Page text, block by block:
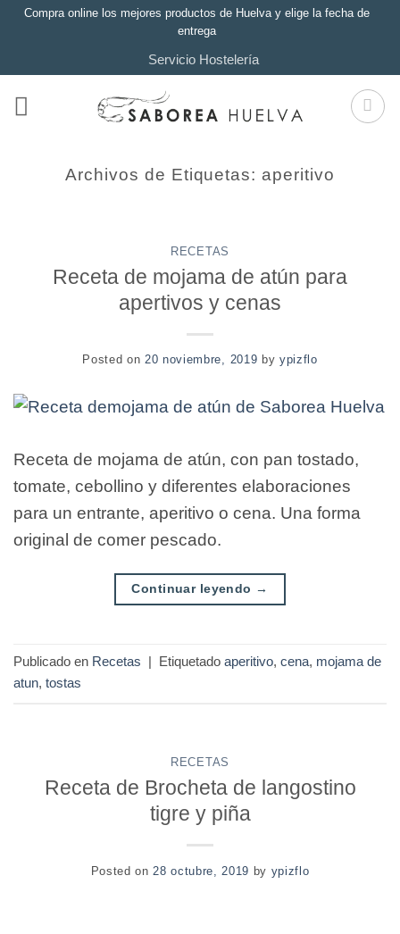
SaltarCompra online los mejores productos de Huelva y elige la fecha de
entrega
Servicio Hostelería
Archivos de Etiquetas: aperitivo
RECETAS
Receta de mojama de atún para
apertivos y cenas
Posted on20 noviembre, 2019 by ypizflo
Receta de mojama de atún, con pan tostado,
tomate, cebollino y diferentes elaboraciones
para un entrante, aperitivo o cena. Una forma
original de comer pescado.
Continuar leyendo →
Publicado en Recetas Etiquetado aperitivo, cena, mojama de
atun, tostas
RECETAS
Receta de Brocheta de langostino
tigre y piña
Posted on 28 octubre, 2019 by ypizflo